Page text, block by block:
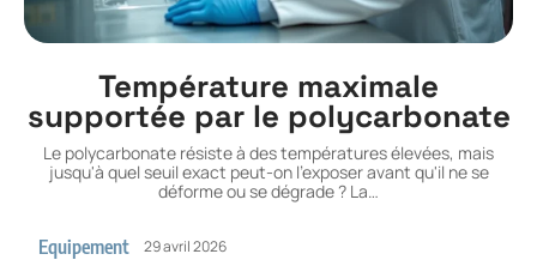
Température maximale
supportée par le polycarbonate
Le polycarbonate résiste à des températures élevées, mais
jusqu'à quel seuil exact peut-on l'exposer avant qu'il ne se
déforme ou se dégrade ? La…
Equipement 29 avril 2026